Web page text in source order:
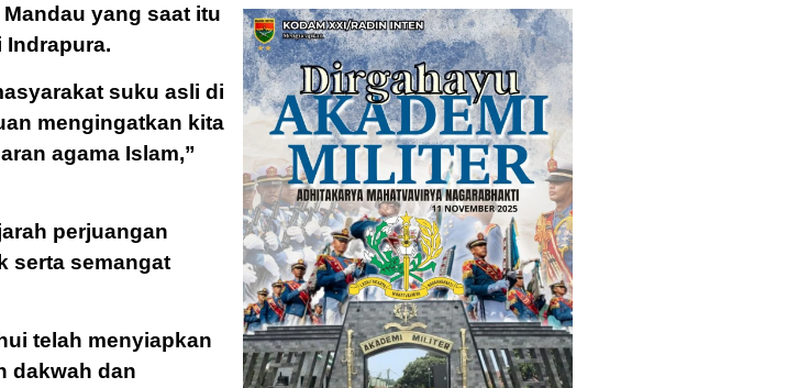
yang saat itu
Indrapura.
suku asli di
mengingatkan kita
agama Islam,”
perjuangan
serta semangat
telah menyiapkan
dakwah dan